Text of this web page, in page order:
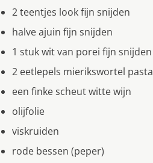
2 teentjes look fijn snijden
halve ajuin fijn snijden
1 stuk wit van porei fijn snijden
2 eetlepels mierikswortel pasta
een finke scheut witte wijn
olijfolie
viskruiden
rode bessen (peper)